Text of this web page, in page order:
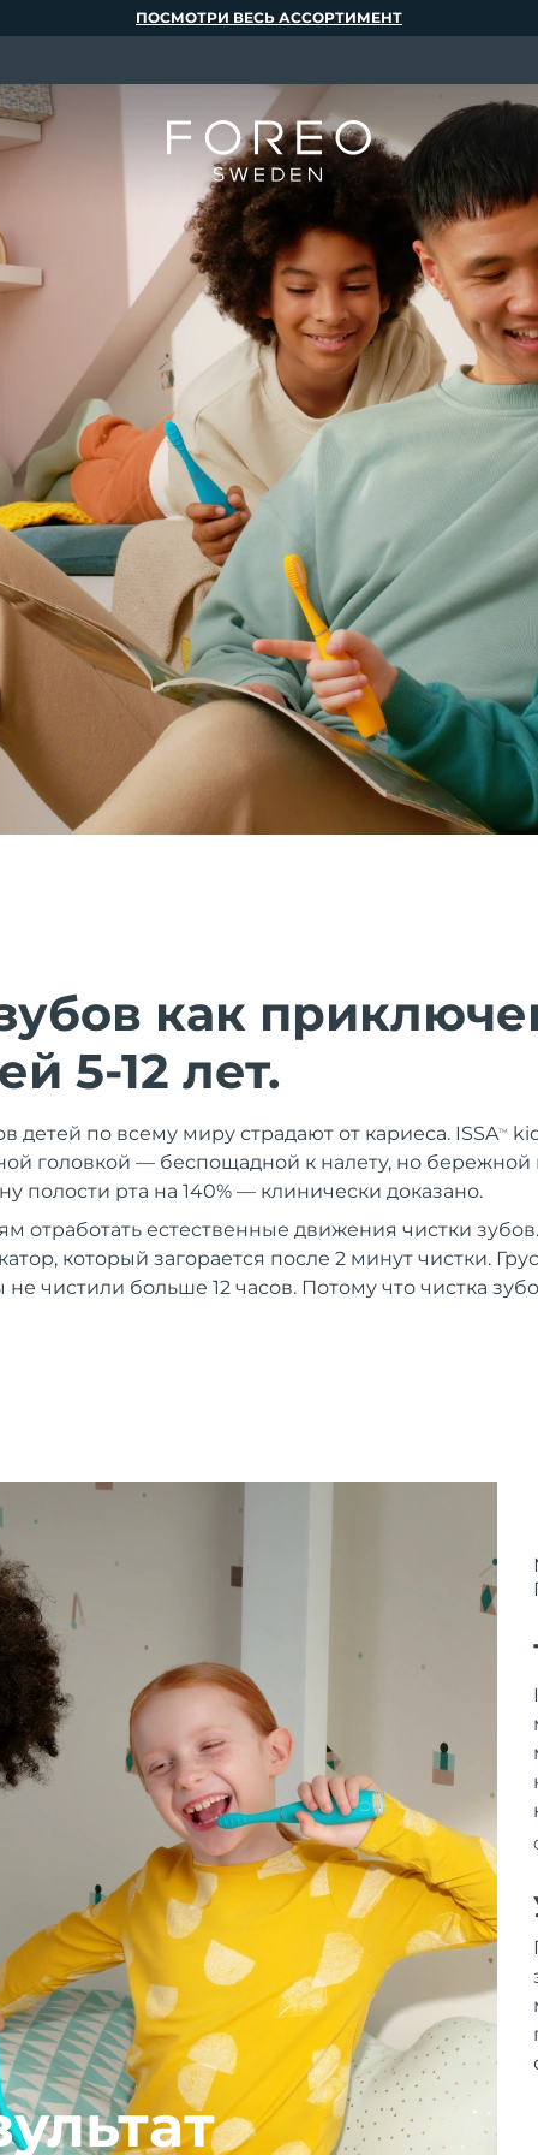
как
5-12 лет.
детей по всему миру страдают от кариеса. ISSATM
головкой — беспощадной к налету, но бережной
полости рта на 140% — клинически доказано.
отработать естественные движения чистки
который загорается после 2 минут чистки.
чистили больше 12 часов. Потому что чистка
ПОСМОТРИ ВЕСЬ АССОРТИМЕНТ